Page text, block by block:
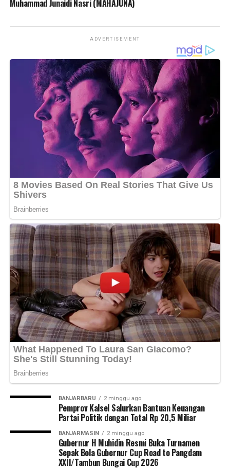
Muhammad Junaidi Nasri (MAHAJUNA)
ADVERTISEMENT
BANJARBARU 2 minggu ago
Pemprov Kalsel Salurkan Bantuan Keuangan
Partai Politik dengan Total Rp 20,5 Miliar
BANJARMASIN 2 minggu ago
Gubernur H Muhidin Resmi Buka Turnamen
Sepak Bola Gubernur Cup Road to Pangdam
XXII/Tambun Bungai Cup 2026